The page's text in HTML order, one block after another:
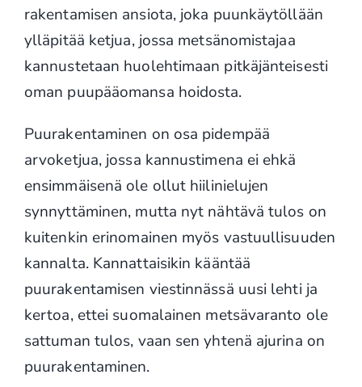
rakentamisen ansiota, joka puunkäytöllään
ylläpitää ketjua, jossa metsänomistajaa
kannustetaan huolehtimaan pitkäjänteisesti
oman puupääomansa hoidosta.
Puurakentaminen on osa pidempää
arvoketjua, jossa kannustimena ei ehkä
ensimmäisenä ole ollut hiilinielujen
synnyttäminen, mutta nyt nähtävä tulos on
kuitenkin erinomainen myös vastuullisuuden
kannalta. Kannattaisikin kääntää
puurakentamisen viestinnässä uusi lehti ja
kertoa, ettei suomalainen metsävaranto ole
sattuman tulos, vaan sen yhtenä ajurina on
puurakentaminen.